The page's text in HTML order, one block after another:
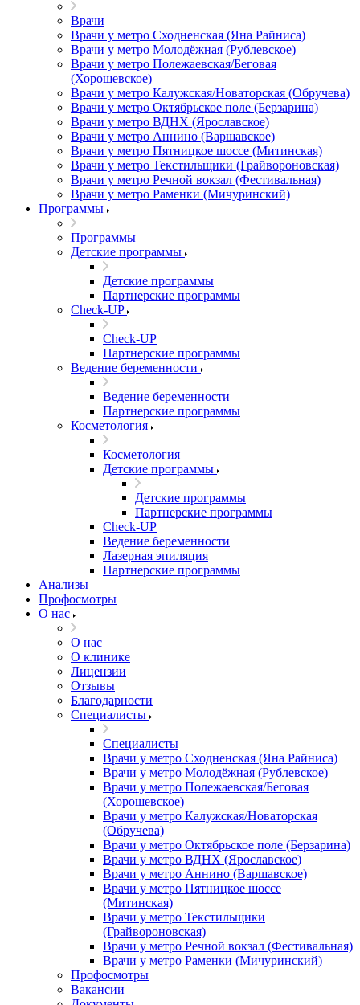
Врачи
Врачи у метро Сходненская (Яна Райниса)
Врачи у метро Молодёжная (Рублевское)
Врачи у метро Полежаевская/Беговая
(Хорошевское)
Врачи у метро Калужская/Новаторская (Обручева)
Врачи у метро Октябрьское поле (Берзарина)
Врачи у метро ВДНХ (Ярославское)
Врачи у метро Аннино (Варшавское)
Врачи у метро Пятницкое шоссе (Митинская)
Врачи у метро Текстильщики (Грайвороновская)
Врачи у метро Речной вокзал (Фестивальная)
Врачи у метро Раменки (Мичуринский)
Программы
Программы
Детские программы
Детские программы
Партнерские программы
Check-UP
Check-UP
Партнерские программы
Ведение беременности
Ведение беременности
Партнерские программы
Косметология
Косметология
Детские программы
Детские программы
Партнерские программы
Check-UP
Ведение беременности
Лазерная эпиляция
Партнерские программы
Анализы
Профосмотры
О нас
О нас
О клинике
Лицензии
Отзывы
Благодарности
Специалисты
Специалисты
Врачи у метро Сходненская (Яна Райниса)
Врачи у метро Молодёжная (Рублевское)
Врачи у метро Полежаевская/Беговая
(Хорошевское)
Врачи у метро Калужская/Новаторская
(Обручева)
Врачи у метро Октябрьское поле (Берзарина)
Врачи у метро ВДНХ (Ярославское)
Врачи у метро Аннино (Варшавское)
Врачи у метро Пятницкое шоссе
(Митинская)
Врачи у метро Текстильщики
(Грайвороновская)
Врачи у метро Речной вокзал (Фестивальная)
Врачи у метро Раменки (Мичуринский)
Профосмотры
Вакансии